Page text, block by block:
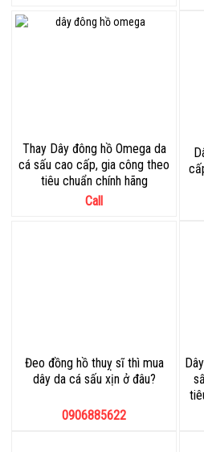
Thay Dây đông hồ Omega da
cá sấu cao cấp, gia công theo
tiêu chuẩn chính hãng
Call
Đeo đồng hồ thuỵ sĩ thì mua
dây da cá sấu xịn ở đâu?
0906885622